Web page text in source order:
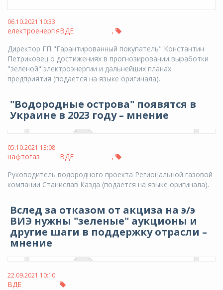
06.10.2021 10:33
електроенергія ,
ВДЕ
Директор ГП "Гарантированный покупатель" Константин
Петриковец о достижениях в прогнозировании выработки
"зеленой" электроэнергии и дальнейших планах
предприятия (подается на языке оригинала).
"Водородные острова" появятся в
Украине в 2023 году – мнение
05.10.2021 13:08
нафтогаз ,
ВДЕ
Руководитель водородного проекта Региональной газовой
компании Станислав Казда (подается на языке оригинала).
Вслед за отказом от акциза на э/э
ВИЭ нужны "зеленые" аукционы и
другие шаги в поддержку отрасли –
мнение
22.09.2021 10:10
ВДЕ